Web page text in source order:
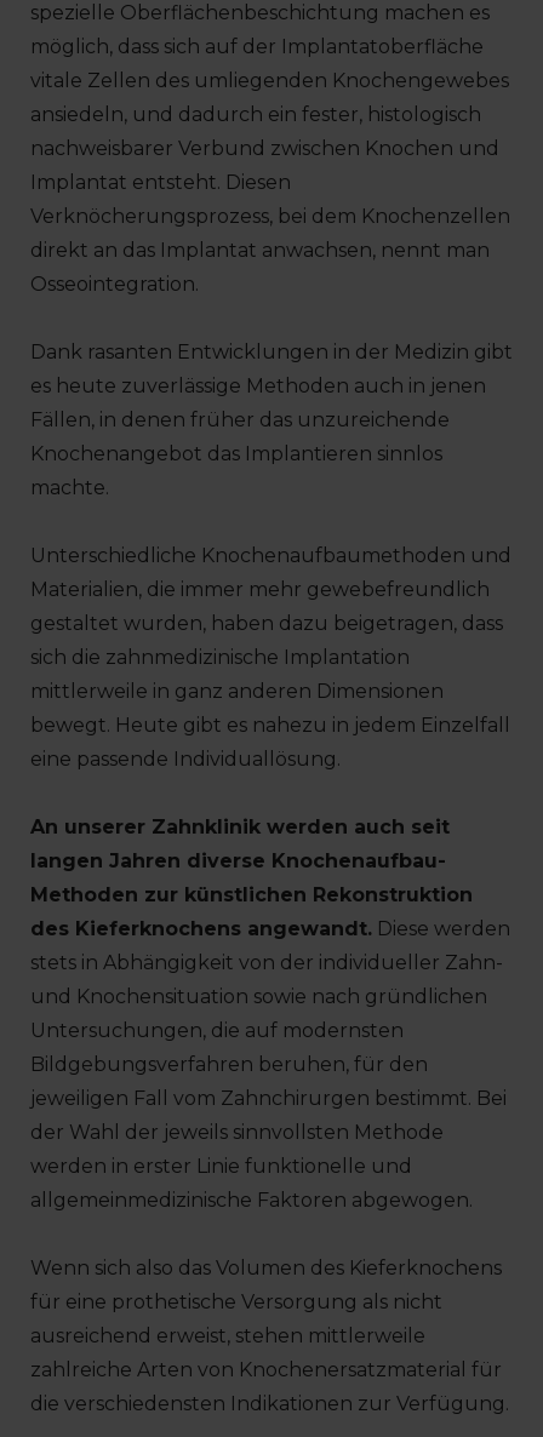
spezielle Oberflächenbeschichtung machen es
möglich, dass sich auf der Implantatoberfläche
vitale Zellen des umliegenden Knochengewebes
ansiedeln, und dadurch ein fester, histologisch
nachweisbarer Verbund zwischen Knochen und
Implantat entsteht. Diesen
Verknöcherungsprozess, bei dem Knochenzellen
direkt an das Implantat anwachsen, nennt man
Osseointegration.
Dank rasanten Entwicklungen in der Medizin gibt
es heute zuverlässige Methoden auch in jenen
Fällen, in denen früher das unzureichende
Knochenangebot das Implantieren sinnlos
machte.
Unterschiedliche Knochenaufbaumethoden und
Materialien, die immer mehr gewebefreundlich
gestaltet wurden, haben dazu beigetragen, dass
sich die zahnmedizinische Implantation
mittlerweile in ganz anderen Dimensionen
bewegt. Heute gibt es nahezu in jedem Einzelfall
eine passende Individuallösung.
An unserer Zahnklinik werden auch seit
langen Jahren diverse Knochenaufbau-
Methoden zur künstlichen Rekonstruktion
des Kieferknochens angewandt. Diese werden
stets in Abhängigkeit von der individueller Zahn-
und Knochensituation sowie nach gründlichen
Untersuchungen, die auf modernsten
Bildgebungsverfahren beruhen, für den
jeweiligen Fall vom Zahnchirurgen bestimmt. Bei
der Wahl der jeweils sinnvollsten Methode
werden in erster Linie funktionelle und
allgemeinmedizinische Faktoren abgewogen.
Wenn sich also das Volumen des Kieferknochens
für eine prothetische Versorgung als nicht
ausreichend erweist, stehen mittlerweile
zahlreiche Arten von Knochenersatzmaterial für
die verschiedensten Indikationen zur Verfügung.